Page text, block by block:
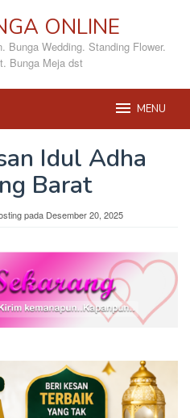
ONLINE
Bunga Wedding. Standing Flower.
Bunga Meja dst
MENU
Idul Adha
Barat
pada Desember 20, 2025